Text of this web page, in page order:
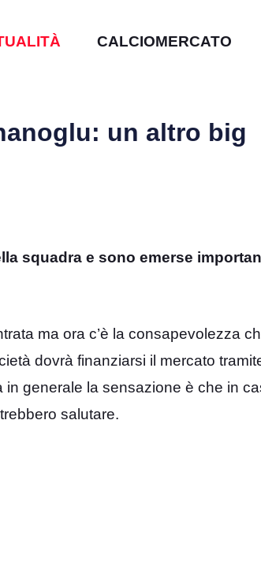
CALCIOMERCATO
un altro big
squadra e sono emerse
ma ora c’è la consapevolezza
dovrà finanziarsi il mercato
generale la sensazione è che in
salutare.